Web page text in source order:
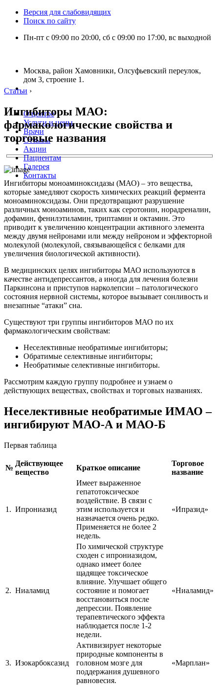
Версия для слабовидящих
Поиск по сайту
Пн-пт с 09:00 по 20:00, сб с 09:00 по 17:00, вс выходной
Москва, район Хамовники, Олсуфьевский переулок,
дом 3, строение 1.
О центре
Услуги и цены
Врачи
Отзывы
Акции
Пациентам
Галерея
Контакты
Статьи ›
Ингибиторы МАО:
фармакологические свойства и
торговые названия
Ингибиторы моноаминоксидазы (МАО) – это вещества,
которые замедляют скорость химических реакций фермента
моноаминоксидазы. Они предотвращают разрушение
различных моноаминов, таких как серотонин, норадреналин,
дофамин, фенилэтиламин, триптамин и октамин. Это
приводит к увеличению концентрации активного элемента
между двумя нейронами или между нейроном и эффекторной
молекулой (молекулой, связывающейся с белками для
увеличения биологической активности).
В медицинских целях ингибиторы МАО используются в
качестве антидепрессантов, а иногда для лечения болезни
Паркинсона и приступов нарколепсии – патологического
состояния нервной системы, которое вызывает сонливость и
внезапные “атаки” сна.
Существуют три группы ингибиторов МАО по их
фармакологическим свойствам:
Неселективные необратимые ингибиторы;
Обратимые селективные ингибиторы;
Необратимые селективные ингибиторы.
Рассмотрим каждую группу подробнее и узнаем о
действующих веществах, свойствах и торговых названиях.
Неселективные необратимые ИМАО –
ингибируют МАО-А и МАО-Б
Первая таблица
№
Действующее
вещество
Краткое описание
Торговое
название
1. Ипрониазид
Имеет выраженное
гепатотоксическое
воздействие. В связи с
этим используется и
назначается очень редко.
Применяется не более 2
недель.
«Ипразид»
2. Ниаламид
По химической структуре
сходен с ипрониазидом,
однако имеет более
щадящее токсическое
влияние. Улучшает общего
состояние и помогает
восстановиться после
депрессии. Появление
терапевтического эффекта
наблюдается после 1-2
недели.
«Ниаламид»
3. Изокарбоксазид
Активизирует некоторые
природные компоненты в
головном мозге для
поддержания душевного
равновесия.
«Марплан»